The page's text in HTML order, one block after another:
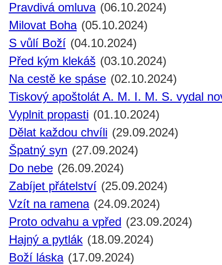
Pravdivá omluva (06.10.2024)
Milovat Boha (05.10.2024)
S vůlí Boží (04.10.2024)
Před kým klekáš (03.10.2024)
Na cestě ke spáse (02.10.2024)
Tiskový apoštolát A. M. I. M. S. vydal
Vyplnit propasti (01.10.2024)
Dělat každou chvíli (29.09.2024)
Špatný syn (27.09.2024)
Do nebe (26.09.2024)
Zabíjet přátelství (25.09.2024)
Vzít na ramena (24.09.2024)
Proto odvahu a vpřed (23.09.2024)
Hajný a pytlák (18.09.2024)
Boží láska (17.09.2024)